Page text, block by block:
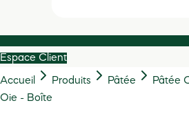
Espace Client
Accueil Produits Pâtée
Pâtée
Oie - Boîte